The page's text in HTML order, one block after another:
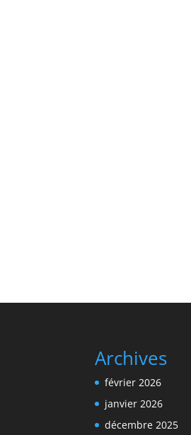
Archives
février 2026
janvier 2026
décembre 2025